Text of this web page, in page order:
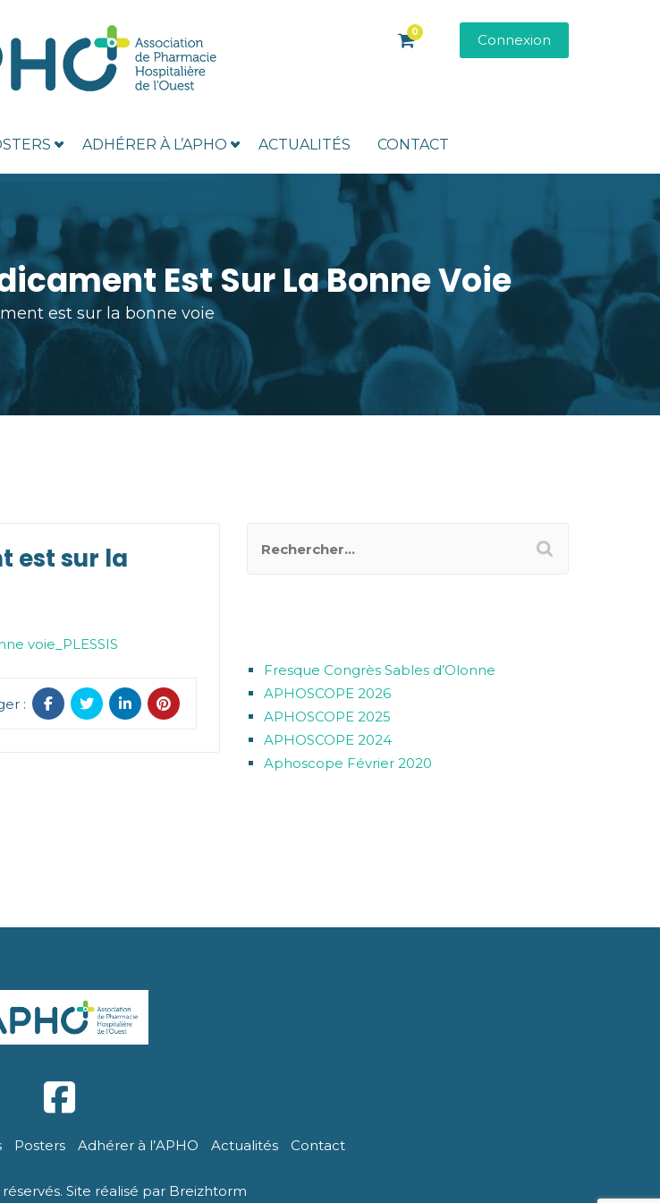
0 Connexion
ADHÉRER À L’APHO ACTUALITÉS CONTACT
Est Sur La Bonne Voie
est sur la bonne voie
est sur la
voie_PLESSIS
:
Fresque Congrès Sables d’Olonne
APHOSCOPE 2026
APHOSCOPE 2025
APHOSCOPE 2024
Aphoscope Février 2020
Posters Adhérer à l’APHO Actualités Contact
Site réalisé par Breizhtorm